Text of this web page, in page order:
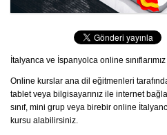
Burs Yarışmaları
İtalyan Devlet Üniversiteleri
İtalyan Üniversitelerine Hazırlık
Dil Okulları
İtalyanca ve İspanyolca online
Online kurslar ana dil eğitmenleri
tablet veya bilgisayarınız ile internet
sınıf, mini grup veya birebir online
kursu alabilirsiniz.